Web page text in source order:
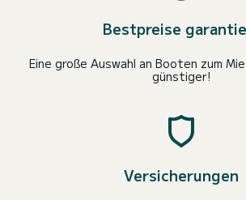
Bestpreise
Eine große Auswahl an Booten zum
günstiger!
Versicherungen